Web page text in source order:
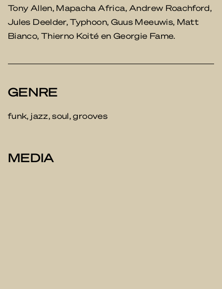
Tony Allen, Mapacha Africa, Andrew Roachford,
Jules Deelder, Typhoon, Guus Meeuwis, Matt
Bianco, Thierno Koité en Georgie Fame.
GENRE
funk, jazz, soul, grooves
MEDIA